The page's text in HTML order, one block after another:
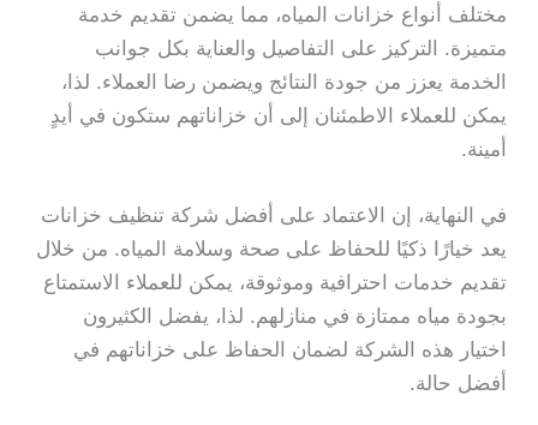
مختلف أنواع خزانات المياه، مما يضمن تقديم خدمة
متميزة. التركيز على التفاصيل والعناية بكل جوانب
الخدمة يعزز من جودة النتائج ويضمن رضا العملاء. لذا،
يمكن للعملاء الاطمئنان إلى أن خزاناتهم ستكون في أيدٍ
أمينة.
في النهاية، إن الاعتماد على أفضل شركة تنظيف خزانات
يعد خيارًا ذكيًا للحفاظ على صحة وسلامة المياه. من خلال
تقديم خدمات احترافية وموثوقة، يمكن للعملاء الاستمتاع
بجودة مياه ممتازة في منازلهم. لذا، يفضل الكثيرون
اختيار هذه الشركة لضمان الحفاظ على خزاناتهم في
أفضل حالة.